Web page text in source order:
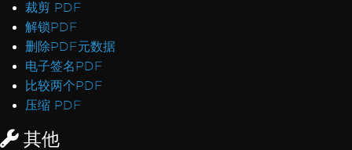
裁剪 PDF
解锁PDF
删除PDF元数据
电子签名PDF
比较两个PDF
压缩 PDF
其他